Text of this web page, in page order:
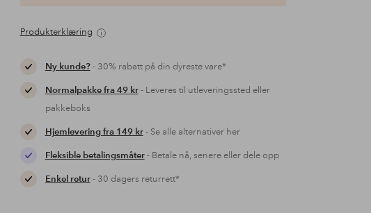
Produkterklæring
Ny kunde?- 30% rabatt på din dyreste vare*
Normalpakke fra 49 kr- Leveres til utleveringssted eller
pakkeboks
Hjemlevering fra 149 kr- Se alle alternativer her
Fleksible betalingsmåter- Betale nå, senere eller dele opp
Enkel retur- 30 dagers returrett*